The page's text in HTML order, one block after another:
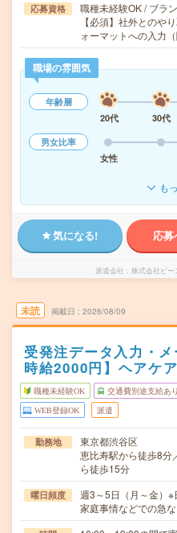
応募資格
職種未経験OK / ブラ
【必須】社外とのや
ォーマットへの入力
職場の雰囲気
年齢層
20代
30代
男女比率
女性
も
気になる! 応
派遣会社 株式会社ビー
未読 掲載日 2026/08/09
受発注データ入力・
時給2000円】ヘアケ
職種未経験OK 交通費別途支給あり
WEB登録OK 派遣
勤務地
東京都渋谷区
恵比寿駅から徒歩8分
ら徒歩15分
曜日頻度
週3～5日（月～金）
家庭事情などでの急